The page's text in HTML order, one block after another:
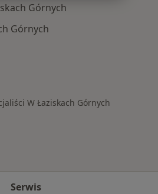
Górnych
Górnych
W Łaziskach Górnych
Serwis